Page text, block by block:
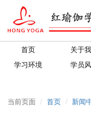
首页 关于
学习环境
学员
当前页面 首页 新闻